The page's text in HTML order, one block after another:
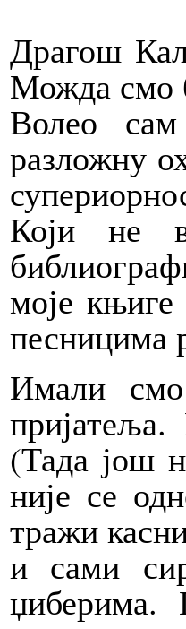
Драгош
Можда смо
Волео
разложну
Који не
моје
песницима
Имали смо
(Тада још
није се
тражи
и сами
џиберима.